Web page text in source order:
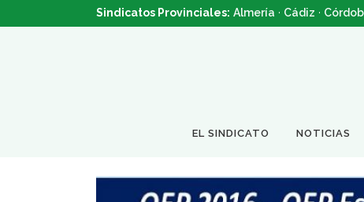
Sindicatos Provinciales: Almería · Cádiz ·
EL SINDICATO NOTICIAS